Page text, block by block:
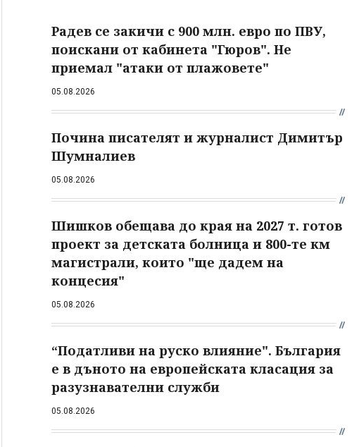
Радев се закичи с 900 млн. евро по ПВУ,
поискани от кабинета "Гюров". Не
приемал "атаки от плажовете"
05.08.2026
Почина писателят и журналист Димитър
Шумналиев
05.08.2026
Шишков обещава до края на 2027 т. готов
проект за детската болница и 800-те км
магистрали, които "ще дадем на
концесия"
05.08.2026
“Податливи на руско влияние". България
е в дъното на европейската класация за
разузнавателни служби
05.08.2026